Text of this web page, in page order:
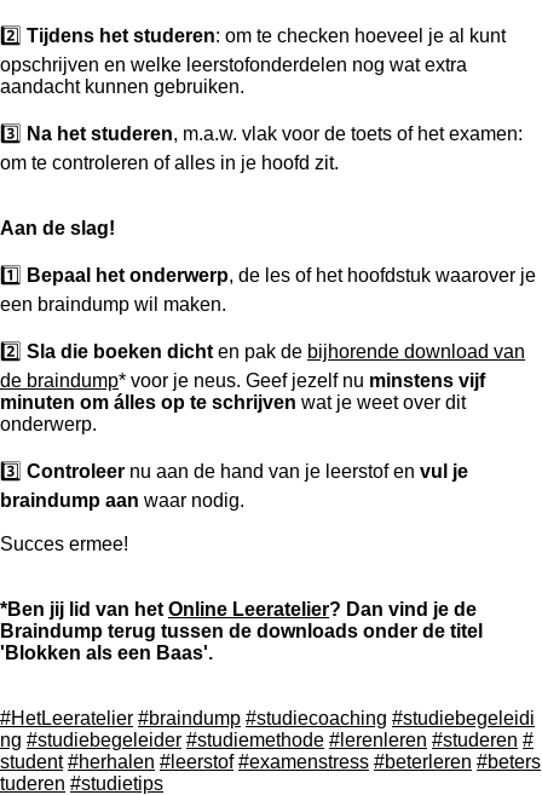
2️⃣ Tijdens het studeren: om te checken hoeveel je al kunt
opschrijven en welke leerstofonderdelen nog wat extra
aandacht kunnen gebruiken.
3️⃣ Na het studeren, m.a.w. vlak voor de toets of het examen:
om te controleren of alles in je hoofd zit.
Aan de slag!
1️⃣ Bepaal het onderwerp, de les of het hoofdstuk waarover je
een braindump wil maken.
2️⃣ Sla die boeken dicht en pak de bijhorende download van
de braindump* voor je neus. Geef jezelf nu minstens vijf
minuten om álles op te schrijven wat je weet over dit
onderwerp.
3️⃣ Controleer nu aan de hand van je leerstof en vul je
braindump aan waar nodig.
Succes ermee!
*Ben jij lid van het Online Leeratelier? Dan vind je de
Braindump terug tussen de downloads onder de titel
'Blokken als een Baas'.
#HetLeeratelier #braindump #studiecoaching #studiebegeleidi
ng #studiebegeleider #studiemethode #lerenleren #studeren #
student #herhalen #leerstof #examenstress #beterleren #beters
tuderen #studietips